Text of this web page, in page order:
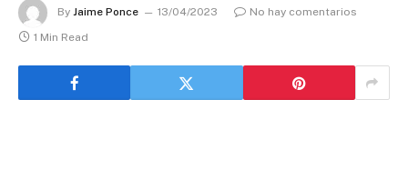
By Jaime Ponce 13/04/2023
No hay comentarios
1 Min Read